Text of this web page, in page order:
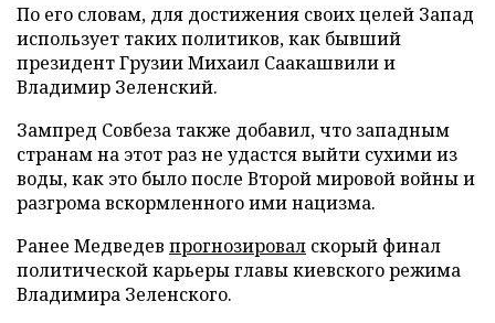
По его словам, для достижения своих целей Запад
использует таких политиков, как бывший
президент Грузии Михаил Саакашвили и
Владимир Зеленский.
Зампред Совбеза также добавил, что западным
странам на этот раз не удастся выйти сухими из
воды, как это было после Второй мировой войны и
разгрома вскормленного ими нацизма.
Ранее Медведев прогнозировал скорый финал
политической карьеры главы киевского режима
Владимира Зеленского.